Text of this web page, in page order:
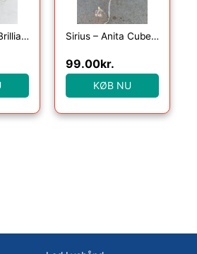
Sirius – Anita Brilliant, 20LED, Klar, 1,05+25cm Sirius – Anita Cube, 20LED, Klar, 1,05+25cm
99.00kr.
KØB NU